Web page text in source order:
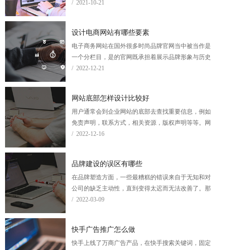
牌效应。而随着百科在一些规则上的调整，要在百科
/ 2021-10-21
设计电商网站有哪些要素
电子商务网站在国外很多时尚品牌官网当中被当作是
一个分栏目，是的官网既承担着展示品牌形象与历史
文化的职能，也肩负着拓宽品牌销售渠道的用途。比
要素呢？
/ 2022-12-21
网站底部怎样设计比较好
用户通常会到企业网站的底部去查找重要信息，例如
免责声明，联系方式，相关资源，版权声明等等。网
站底部还为用户提供了一种一致性的感觉，因为用户
使访问者可以有效地与网站进行交互。
/ 2022-12-16
品牌建设的误区有哪些
在品牌塑造方面，一些最糟糕的错误来自于无知和对
公司的缺乏主动性，直到变得太迟而无法改善了。那
么在品牌建设的过程中会有哪些误区，我们又该怎样
/ 2022-03-09
快手广告推广怎么做
快手上线了万商广告产品，在快手搜索关键词，固定